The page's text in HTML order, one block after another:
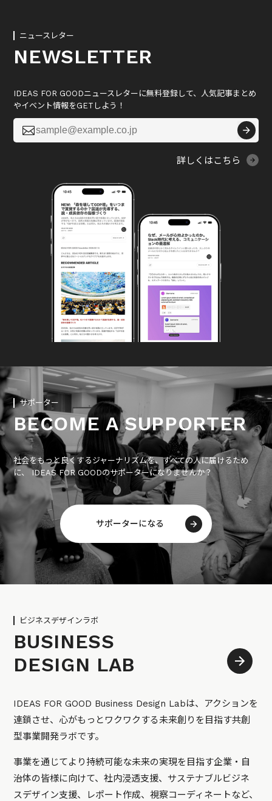
ニュースレター
NEWSLETTER
IDEAS FOR GOODニュースレターに無料登録して、人気記事まとめ
やイベント情報をGETしよう！

詳しくはこちら
サポーター
BECOME A SUPPORTER
社会をもっと良くするジャーナリズムを、すべての人に届けるため
に、 IDEAS FOR GOODのサポーターになりませんか？
サポーターになる
ビジネスデザインラボ
BUSINESS
DESIGN LAB
IDEAS FOR GOOD Business Design Labは、アクションを
連鎖させ、心がもっとワクワクする未来創りを目指す共創
型事業開発ラボです。
事業を通じてより持続可能な未来の実現を目指す企業・自
治体の皆様に向けて、社内浸透支援、サステナブルビジネ
スデザイン支援、レポート作成、視察コーディネートなど、